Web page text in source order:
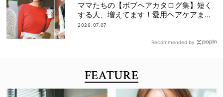
ママたちの【ボブヘアカタログ集】短く
する人、増えてます！愛用ヘアケアまで
全部見せ
2026.07.07
Recommended by
FEATURE